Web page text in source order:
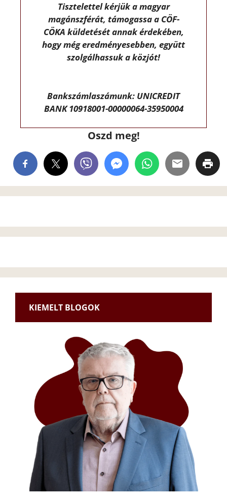
Tisztelettel kérjük a magyar
magánszférát, támogassa a CÖF-
CÖKA küldetését annak érdekében,
hogy még eredményesebben, együtt
szolgálhassuk a közjót!
Bankszámlaszámunk: UNICREDIT
BANK 10918001-00000064-35950004
Oszd meg!
KIEMELT BLOGOK